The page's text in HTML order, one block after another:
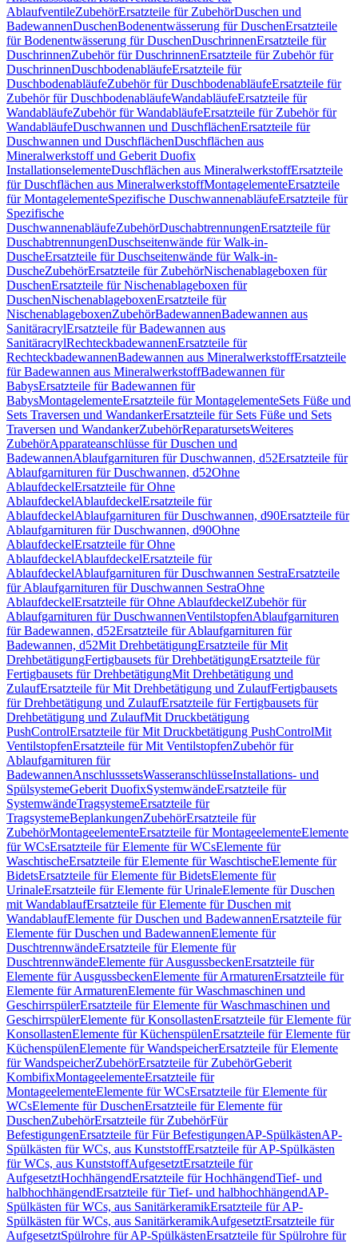
AblaufventileZubehörErsatzteile für ZubehörDuschen und
BadewannenDuschenBodenentwässerung für DuschenErsatzteile
für Bodenentwässerung für DuschenDuschrinnenErsatzteile für
DuschrinnenZubehör für DuschrinnenErsatzteile für Zubehör für
DuschrinnenDuschbodenabläufeErsatzteile für
DuschbodenabläufeZubehör für DuschbodenabläufeErsatzteile für
Zubehör für DuschbodenabläufeWandabläufeErsatzteile für
WandabläufeZubehör für WandabläufeErsatzteile für Zubehör für
WandabläufeDuschwannen und DuschflächenErsatzteile für
Duschwannen und DuschflächenDuschflächen aus
Mineralwerkstoff und Geberit Duofix
InstallationselementeDuschflächen aus MineralwerkstoffErsatzteile
für Duschflächen aus MineralwerkstoffMontagelementeErsatzteile
für MontagelementeSpezifische DuschwannenabläufeErsatzteile für
Spezifische
DuschwannenabläufeZubehörDuschabtrennungenErsatzteile für
DuschabtrennungenDuschseitenwände für Walk-in-
DuscheErsatzteile für Duschseitenwände für Walk-in-
DuscheZubehörErsatzteile für ZubehörNischenablageboxen für
DuschenErsatzteile für Nischenablageboxen für
DuschenNischenablageboxenErsatzteile für
NischenablageboxenZubehörBadewannenBadewannen aus
SanitäracrylErsatzteile für Badewannen aus
SanitäracrylRechteckbadewannenErsatzteile für
RechteckbadewannenBadewannen aus MineralwerkstoffErsatzteile
für Badewannen aus MineralwerkstoffBadewannen für
BabysErsatzteile für Badewannen für
BabysMontagelementeErsatzteile für MontagelementeSets Füße und
Sets Traversen und WandankerErsatzteile für Sets Füße und Sets
Traversen und WandankerZubehörReparatursetsWeiteres
ZubehörApparateanschlüsse für Duschen und
BadewannenAblaufgarnituren für Duschwannen, d52Ersatzteile für
Ablaufgarnituren für Duschwannen, d52Ohne
AblaufdeckelErsatzteile für Ohne
AblaufdeckelAblaufdeckelErsatzteile für
AblaufdeckelAblaufgarnituren für Duschwannen, d90Ersatzteile für
Ablaufgarnituren für Duschwannen, d90Ohne
AblaufdeckelErsatzteile für Ohne
AblaufdeckelAblaufdeckelErsatzteile für
AblaufdeckelAblaufgarnituren für Duschwannen SestraErsatzteile
für Ablaufgarnituren für Duschwannen SestraOhne
AblaufdeckelErsatzteile für Ohne AblaufdeckelZubehör für
Ablaufgarnituren für DuschwannenVentilstopfenAblaufgarnituren
für Badewannen, d52Ersatzteile für Ablaufgarnituren für
Badewannen, d52Mit DrehbetätigungErsatzteile für Mit
DrehbetätigungFertigbausets für DrehbetätigungErsatzteile für
Fertigbausets für DrehbetätigungMit Drehbetätigung und
ZulaufErsatzteile für Mit Drehbetätigung und ZulaufFertigbausets
für Drehbetätigung und ZulaufErsatzteile für Fertigbausets für
Drehbetätigung und ZulaufMit Druckbetätigung
PushControlErsatzteile für Mit Druckbetätigung PushControlMit
VentilstopfenErsatzteile für Mit VentilstopfenZubehör für
Ablaufgarnituren für
BadewannenAnschlusssetsWasseranschlüsseInstallations- und
SpülsystemeGeberit DuofixSystemwändeErsatzteile für
SystemwändeTragsystemeErsatzteile für
TragsystemeBeplankungenZubehörErsatzteile für
ZubehörMontageelementeErsatzteile für MontageelementeElemente
für WCsErsatzteile für Elemente für WCsElemente für
WaschtischeErsatzteile für Elemente für WaschtischeElemente für
BidetsErsatzteile für Elemente für BidetsElemente für
UrinaleErsatzteile für Elemente für UrinaleElemente für Duschen
mit WandablaufErsatzteile für Elemente für Duschen mit
WandablaufElemente für Duschen und BadewannenErsatzteile für
Elemente für Duschen und BadewannenElemente für
DuschtrennwändeErsatzteile für Elemente für
DuschtrennwändeElemente für AusgussbeckenErsatzteile für
Elemente für AusgussbeckenElemente für ArmaturenErsatzteile für
Elemente für ArmaturenElemente für Waschmaschinen und
GeschirrspülerErsatzteile für Elemente für Waschmaschinen und
GeschirrspülerElemente für KonsollastenErsatzteile für Elemente für
KonsollastenElemente für KüchenspülenErsatzteile für Elemente für
KüchenspülenElemente für WandspeicherErsatzteile für Elemente
für WandspeicherZubehörErsatzteile für ZubehörGeberit
KombifixMontageelementeErsatzteile für
MontageelementeElemente für WCsErsatzteile für Elemente für
WCsElemente für DuschenErsatzteile für Elemente für
DuschenZubehörErsatzteile für ZubehörFür
BefestigungenErsatzteile für Für BefestigungenAP-SpülkästenAP-
Spülkästen für WCs, aus KunststoffErsatzteile für AP-Spülkästen
für WCs, aus KunststoffAufgesetztErsatzteile für
AufgesetztHochhängendErsatzteile für HochhängendTief- und
halbhochhängendErsatzteile für Tief- und halbhochhängendAP-
Spülkästen für WCs, aus SanitärkeramikErsatzteile für AP-
Spülkästen für WCs, aus SanitärkeramikAufgesetztErsatzteile für
AufgesetztSpülrohre für AP-SpülkästenErsatzteile für Spülrohre für